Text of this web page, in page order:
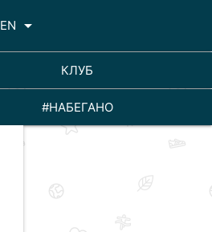
EN arrow_drop_down
КЛУБ
#НАБЕГАНО